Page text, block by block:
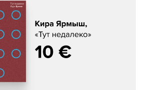
«Тут недалеко»